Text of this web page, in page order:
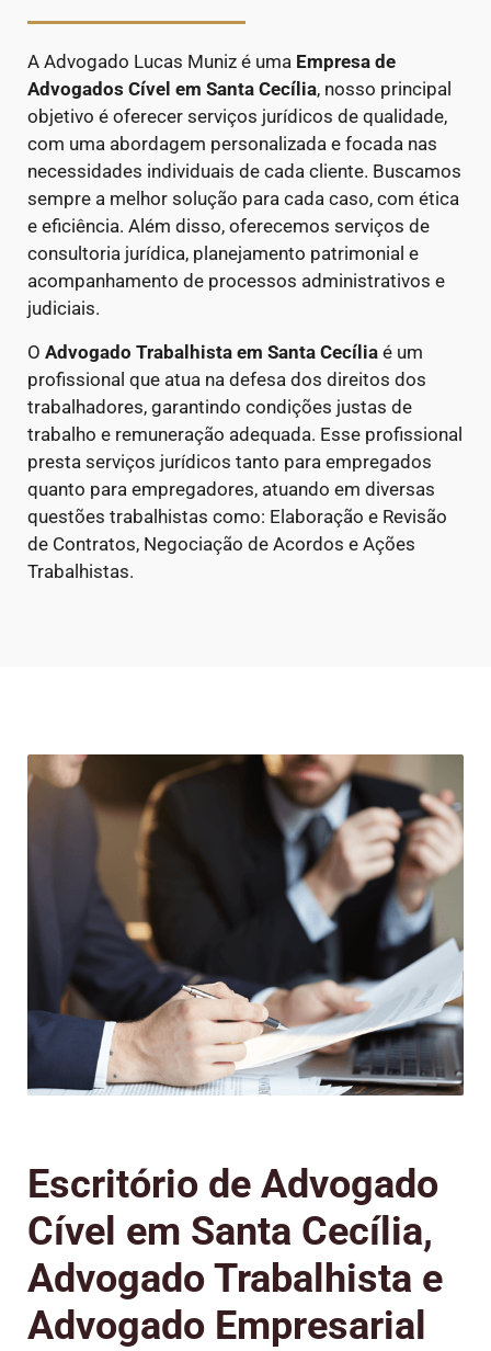
A Advogado Lucas Muniz é uma Empresa de
Advogados Cível em Santa Cecília, nosso principal
objetivo é oferecer serviços jurídicos de qualidade,
com uma abordagem personalizada e focada nas
necessidades individuais de cada cliente. Buscamos
sempre a melhor solução para cada caso, com ética
e eficiência. Além disso, oferecemos serviços de
consultoria jurídica, planejamento patrimonial e
acompanhamento de processos administrativos e
judiciais.
O Advogado Trabalhista em Santa Cecília é um
profissional que atua na defesa dos direitos dos
trabalhadores, garantindo condições justas de
trabalho e remuneração adequada. Esse profissional
presta serviços jurídicos tanto para empregados
quanto para empregadores, atuando em diversas
questões trabalhistas como: Elaboração e Revisão
de Contratos, Negociação de Acordos e Ações
Trabalhistas.
Escritório de Advogado
Cível em Santa Cecília,
Advogado Trabalhista e
Advogado Empresarial